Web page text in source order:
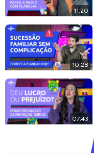
11:20
10:28
07:43